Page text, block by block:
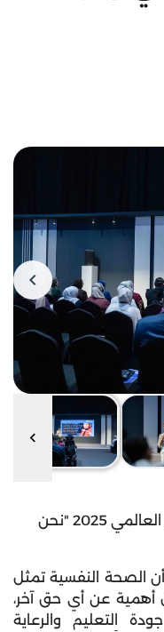
خلال جلسة حوارية في المؤتمر العالمي 2025 "نحن
الصحة النفسية تمثل
أهمية عن أي حق آخر،
التعليم والرعاية